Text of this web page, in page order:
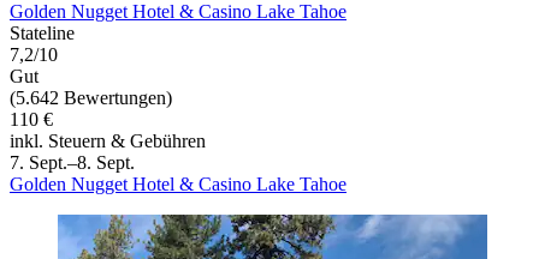
Golden Nugget Hotel & Casino Lake Tahoe
Stateline
7,2/10
Gut
(5.642 Bewertungen)
110 €
inkl. Steuern & Gebühren
7. Sept.–8. Sept.
Golden Nugget Hotel & Casino Lake Tahoe